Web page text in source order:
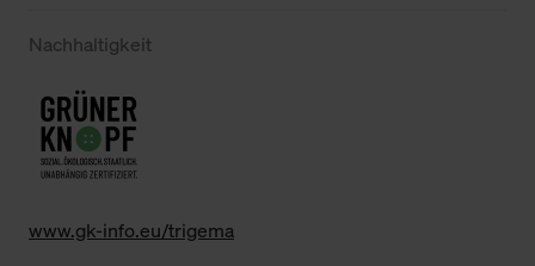
Nachhaltigkeit
www.gk-info.eu/trigema